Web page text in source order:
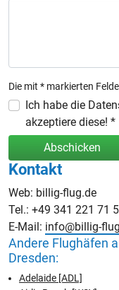
Die mit * markierten
Ich habe die
akzeptiere diese! *
Abschicken
Kontakt
Web: billig-flug.de
Tel.: +49 341 221 71
E-Mail: info@billig-
Andere Flughäfen
Dresden:
Adelaide [ADL]